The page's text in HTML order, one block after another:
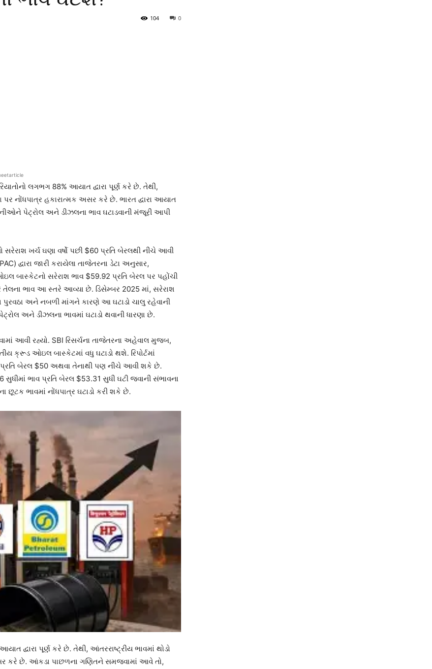
0
104
લગભગ 88% આયાત દ્વારા પૂર્ણ કરે છે. તેથી,
નોંધપાત્ર હકારાત્મક અસર કરે છે. ભારત દ્વારા આયાત
પેટ્રોલ અને ડીઝલના ભાવ ઘટાડવાની મંજૂરી આપી
ખર્ચ ઘણા વર્ષો પછી $60 પ્રતિ બેરલથી નીચે આવી
દ્વારા જારી કરાયેલા તાજેતરના ડેટા અનુસાર,
બાસ્કેટનો સરેરાશ ભાવ $59.92 પ્રતિ બેરલ પર પહોંચી
ભાવ આ સ્તરે આવ્યા છે. ડિસેમ્બર 2025 માં, સરેરાશ
પુરવઠા અને નબળી માંગને કારણે આ ઘટાડો ચાલુ રહેવાની
અને ડીઝલના ભાવમાં ઘટાડો થવાની ધારણા છે.
આવી રહ્યો. SBI રિસર્ચના તાજેતરના અહેવાલ મુજબ,
ક્રૂડ ઓઇલ બાસ્કેટમાં વધુ ઘટાડો થશે. રિપોર્ટમાં
બેરલ $50 અથવા તેનાથી પણ નીચે આવી શકે છે.
ભાવ પ્રતિ બેરલ $53.31 સુધી ઘટી જવાની સંભાવના
ભાવમાં નોંધપાત્ર ઘટાડો કરી શકે છે.
દ્વારા પૂર્ણ કરે છે. તેથી, આંતરરાષ્ટ્રીય ભાવમાં થોડો
કરે છે. આંકડા પાછળના ગણિતને સમજવામાં આવે તો,